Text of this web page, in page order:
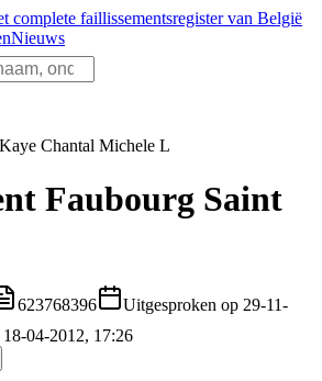
complete faillissementsregister van België
Nieuws
Kaye Chantal Michele L
Faubourg Saint
623768396
Uitgesproken op 29-11-
04-2012, 17:26